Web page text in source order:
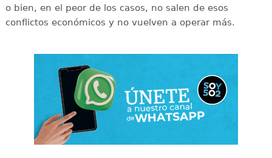
o bien, en el peor de los casos, no salen de esos
conflictos económicos y no vuelven a operar más.